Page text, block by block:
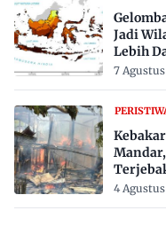
Jadi
Lebih
7
4